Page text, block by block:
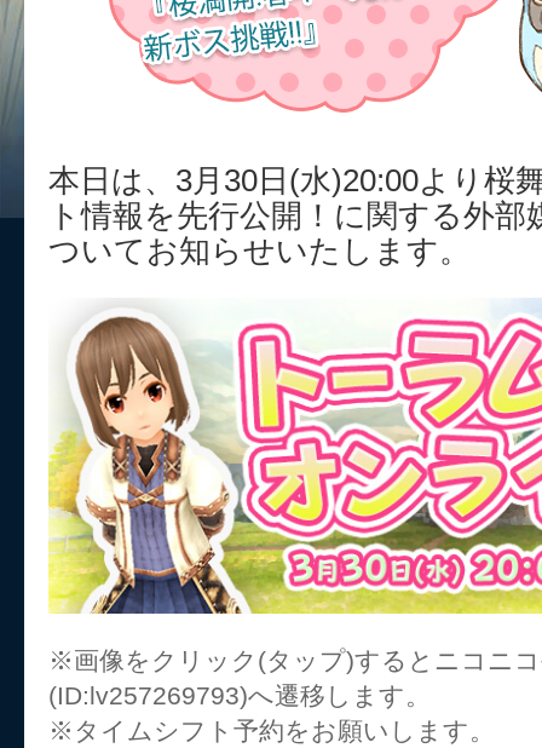
本日は、3月30日(水)20:00より桜
ト情報を先行公開！に関する外
ついてお知らせいたします。
※画像をクリック(タップ)するとニコニ
(ID:lv257269793)へ遷移します。
※タイムシフト予約をお願いします。